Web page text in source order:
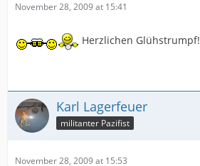
November 28, 2009 at 15:41
Herzlichen Glühstrumpf!
Karl Lagerfeuer
militanter Pazifist
November 28, 2009 at 15:53